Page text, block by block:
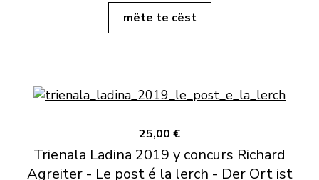
mëte te cëst
25,00 €
Trienala Ladina 2019 y concurs Richard
Agreiter - Le post é la lerch - Der Ort ist